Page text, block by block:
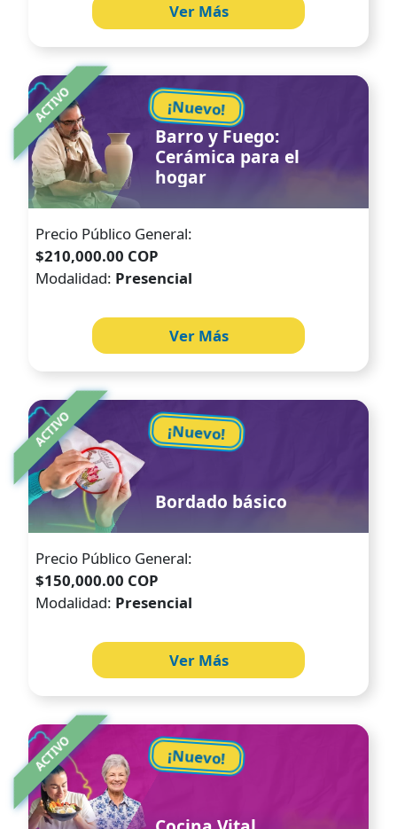
Ver Más
ACTIVO ¡Nuevo!
Image
Barro y Fuego:
Cerámica para el
hogar
Precio Público General:
$210,000.00 COP
Modalidad: Presencial
Ver Más
ACTIVO ¡Nuevo!
Image
Bordado básico
Precio Público General:
$150,000.00 COP
Modalidad: Presencial
Ver Más
ACTIVO ¡Nuevo!
Image